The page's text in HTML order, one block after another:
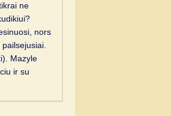
ne
nors
Mazyle
ir su